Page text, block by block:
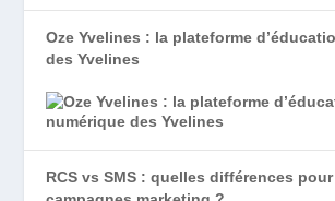
Oze Yvelines : la plateforme
des Yvelines
RCS vs SMS : quelles différences